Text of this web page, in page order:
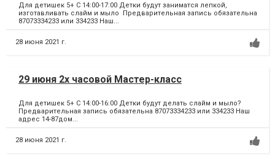
Для детишек 5+ С 14:00-17:00 Детки будут заниматся лепкой,
изготавливать слайм и мыло Предварительная запись обязательна
87073334233 или 334233 Наш...
28 июня 2021 г.
29 июня 2х часовой Мастер-класс
Для детишек 5+ С 14:00-16:00 Детки будут делать слайм и мыло?
Предварительная запись обязательна 87073334233 или 334233 Наш
адрес 14-87дом...
28 июня 2021 г.